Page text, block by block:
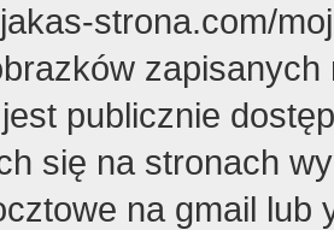
strona.com/
publicznie
się na stronach
na gmail lub